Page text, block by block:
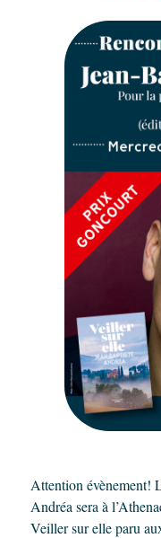
Attention évènement!
Andréa sera à
Veiller sur elle paru